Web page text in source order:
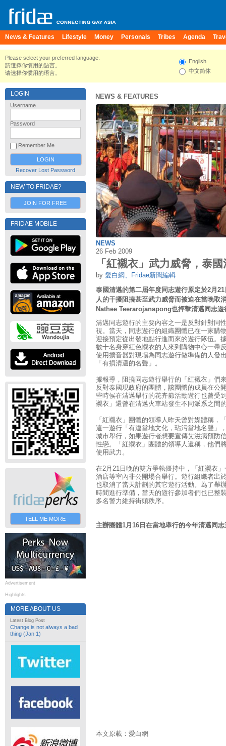
News & Features Lifestyle Money Personals Tribes Agenda
Please select your preferred language.
請選擇你慣用的語言。
请选择你惯用的语言。
English
中文简体
LOGIN
Username
Password
Remember Me
Recover Lost Password
NEW TO FRIDAE?
JOIN FOR FREE
FRIDAE MOBILE
TELL ME MORE
Advertisement
Highlights
MORE ABOUT US
Latest Blog Post
Change is not always a bad
thing (Jan 1)
NEWS & FEATURES
NEWS
26 Feb 2009
「紅襯衣」武力威脅，泰
by 愛白網、Fridae新聞編輯
泰國清邁的第二屆年度同志遊行原定於2月
人的干擾阻撓甚至武力威脅而被迫在當晚取
Nathee Teerarojanapong也抨擊清邁同志遊
清邁同志遊行的主要內容之一是反對針對同
視。當天，同志遊行的組織團體已在一家購
迎接預定從出發地點行進而來的遊行隊伍。
數十名身穿紅色襯衣的人來到購物中心一帶
使用擴音器對現場為同志遊行做準備的人發
「有損清邁的名聲」。
據報導，阻撓同志遊行舉行的「紅襯衣」們
反對泰國現政府的團體，該團體的成員在公
些時候在清邁舉行的花卉節活動遊行也曾受
襯衣」還曾在清邁火車站發生不同派系之間
「紅襯衣」團體的領導人昨天曾對媒體稱，
這一遊行「有違當地文化，玷污當地名聲」
城市舉行，如果遊行者想要宣傳艾滋病預防
性戀。「紅襯衣」團體的領導人還稱，他們
使用武力。
在2月21日晚的雙方爭執僵持中，「紅襯衣
酒店等室內非公開場合舉行。遊行組織者出
也取消了當天計劃的其它遊行活動。為了舉
時間進行準備，當天的遊行參加者們也已整
多名警力維持街頭秩序。
主辦團體1月16日在當地舉行的今年清邁同
本文原載：愛白網